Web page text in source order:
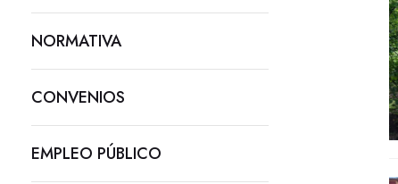
NORMATIVA
CONVENIOS
EMPLEO PÚBLICO